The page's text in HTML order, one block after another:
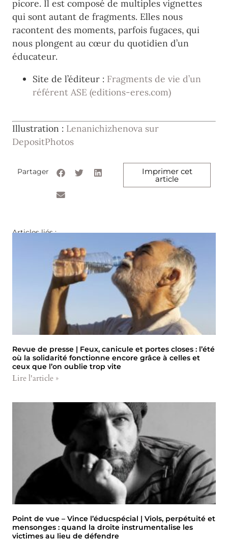
picore. Il est composé de multiples vignettes
qui sont autant de fragments. Elles nous
racontent des moments, parfois fugaces, qui
nous plongent au cœur du quotidien d’un
éducateur.
Site de l’éditeur : Fragments de vie d’un
référent ASE (editions-eres.com)
Illustration : Lenanichizhenova sur
DepositPhotos
Partager Imprimer cet
article
Articles liés :
Revue de presse | Feux, canicule et portes closes : l’été
où la solidarité fonctionne encore grâce à celles et
ceux que l’on oublie trop vite
Lire l'article »
Point de vue – Vince l’éducspécial | Viols, perpétuité et
mensonges : quand la droite instrumentalise les
victimes au lieu de défendre